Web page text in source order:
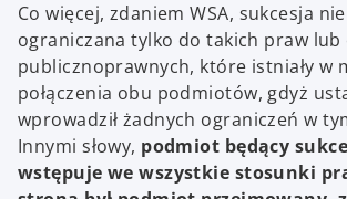
Co więcej, zdaniem WSA, sukcesja
ograniczana tylko do takich praw lub
publicznoprawnych, które istniały w
połączenia obu podmiotów, gdyż
wprowadził żadnych ograniczeń w
Innymi słowy, podmiot będący
wstępuje we wszystkie stosunki